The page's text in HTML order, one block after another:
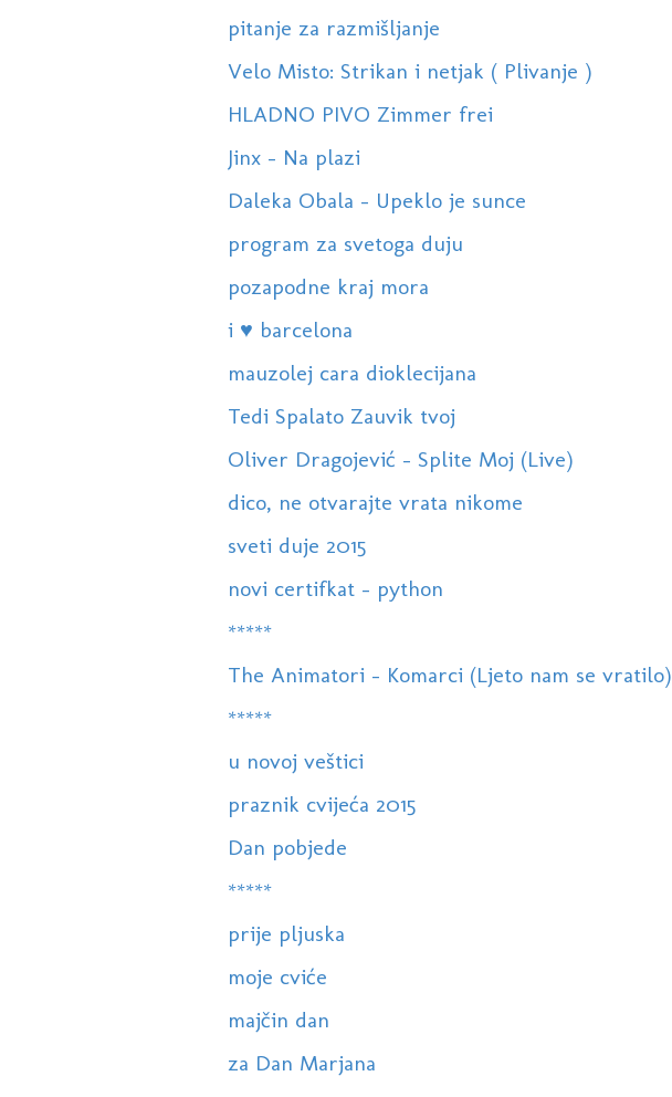
pitanje za razmišljanje
Velo Misto: Strikan i netjak ( Plivanje )
HLADNO PIVO Zimmer frei
Jinx - Na plazi
Daleka Obala - Upeklo je sunce
program za svetoga duju
pozapodne kraj mora
i ♥ barcelona
mauzolej cara dioklecijana
Tedi Spalato Zauvik tvoj
Oliver Dragojević - Splite Moj (Live)
dico, ne otvarajte vrata nikome
sveti duje 2015
novi certifkat - python
*****
The Animatori - Komarci (Ljeto nam se vratilo)
*****
u novoj veštici
praznik cvijeća 2015
Dan pobjede
*****
prije pljuska
moje cviće
majčin dan
za Dan Marjana